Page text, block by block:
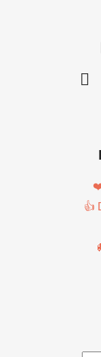
👍